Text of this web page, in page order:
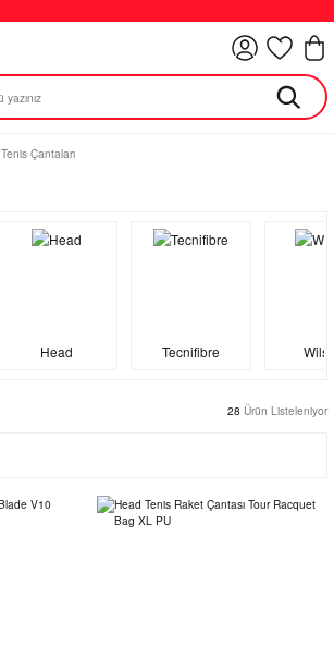
Tenis Çantaları
Head Tecnifibre
28 Ürün Listeleniyor